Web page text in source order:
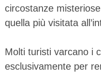
circostanze
quella più visitata
Molti turisti varcano i
esclusivamente per